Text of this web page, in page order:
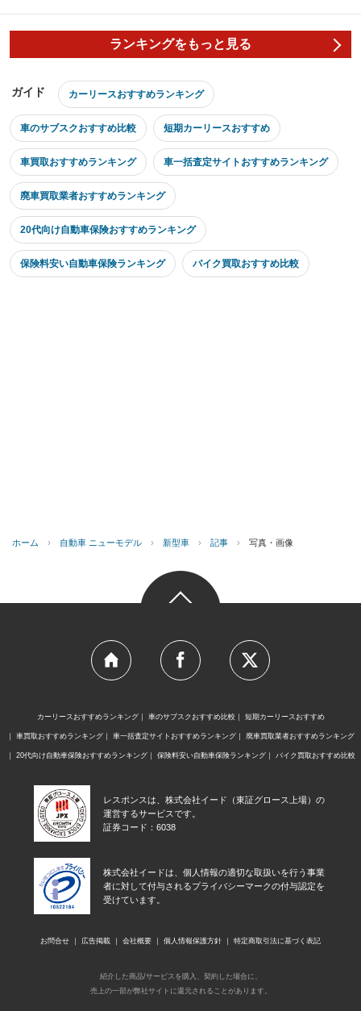
ランキングをもっと見る
ガイド カーリースおすすめランキング
車のサブスクおすすめ比較 短期カーリースおすすめ
車買取おすすめランキング 車一括査定サイトおすすめランキング
廃車買取業者おすすめランキング
20代向け自動車保険おすすめランキング
保険料安い自動車保険ランキング バイク買取おすすめ比較
ホーム › 自動車 ニューモデル › 新型車 › 記事 › 写真・画像
カーリースおすすめランキング 車のサブスクおすすめ比較 短期カーリースおすすめ
車買取おすすめランキング 車一括査定サイトおすすめランキング 廃車買取業者おすすめランキング
20代向け自動車保険おすすめランキング 保険料安い自動車保険ランキング バイク買取おすすめ比較
レスポンスは、株式会社イード（東証グロース上場）の
運営するサービスです。
証券コード：6038
株式会社イードは、個人情報の適切な取扱いを行う事業
者に対して付与されるプライバシーマークの付与認定を
受けています。
お問合せ 広告掲載 会社概要 個人情報保護方針 特定商取引法に基づく表記
紹介した商品/サービスを購入、契約した場合に、
売上の一部が弊社サイトに還元されることがあります。